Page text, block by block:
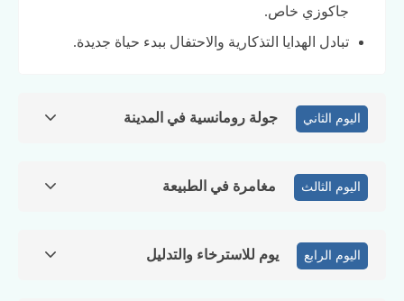
جاكوزي خاص.
تبادل الهدايا التذكارية والاحتفال ببدء حياة جديدة.
اليوم الثاني جولة رومانسية في المدينة
اليوم الثالث مغامرة في الطبيعة
اليوم الرابع يوم للاسترخاء والتدليل